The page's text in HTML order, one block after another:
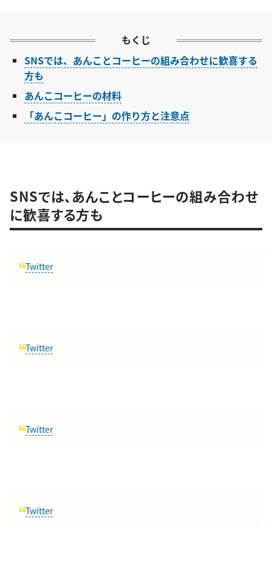
もくじ
SNSでは、あんことコーヒーの組み合わせに歓喜する
方も
あんこコーヒーの材料
「あんこコーヒー」の作り方と注意点
SNSでは、あんことコーヒーの組み合わせ
に歓喜する方も
Twitter
Twitter
Twitter
Twitter